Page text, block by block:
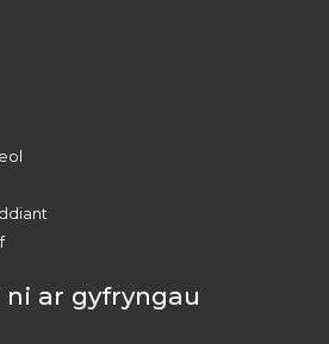
ni ar gyfryngau